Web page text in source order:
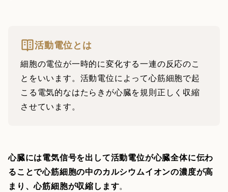
活動電位とは
細胞の電位が一時的に変化する一連の反応のこ
とをいいます。活動電位によって心筋細胞で起
こる電気的なはたらきが心臓を規則正しく収縮
させています。
心臓には電気信号を出して活動電位が心臓全体に伝わ
ることで心筋細胞の中のカルシウムイオンの濃度が高
まり、心筋細胞が収縮します。